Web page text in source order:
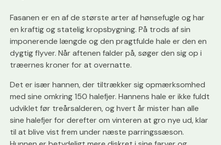
Fasanen er en af de største arter af hønsefugle og har
en kraftig og statelig kropsbygning. På trods af sin
imponerende længde og den pragtfulde hale er den en
dygtig flyver. Når aftenen falder på, søger den sig op i
træernes kroner for at overnatte.
Det er især hannen, der tiltrækker sig opmærksomhed
med sine omkring 150 halefjer. Hannens hale er ikke fuldt
udviklet før treårsalderen, og hvert år mister han alle
sine halefjer for derefter om vinteren at gro nye ud, klar
til at blive vist frem under næste parringssæson.